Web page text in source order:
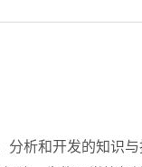
析和开发的知识